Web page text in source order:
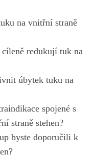
na vnitřní straně
redukují tuk na
úbytek tuku na
spojené s
straně ‌stehen?
‌byste doporučili k